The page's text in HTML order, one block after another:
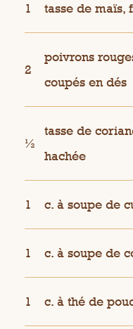
1 tasse de maïs,
2
poivrons
coupés en dés
½
tasse de
hachée
1 c. à soupe de
1 c. à soupe de
1 c. à thé de